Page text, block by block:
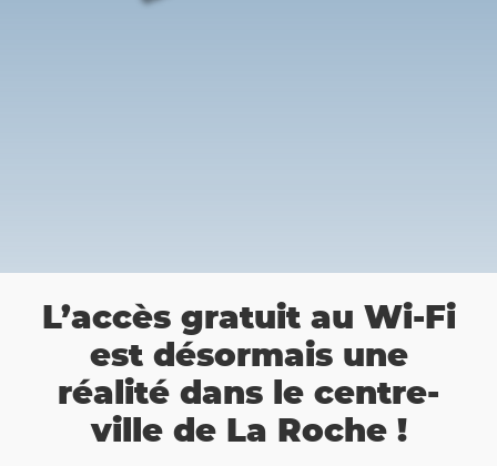
Fi
👉 Balade Totemus à
Roche : Partez à la
chasse au trésor
🥾🚶‍♂️‍➡️ ‼ Partez à la chasse au trésor avec la